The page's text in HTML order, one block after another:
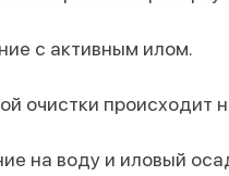
с активным илом.
очистки
на воду и иловый